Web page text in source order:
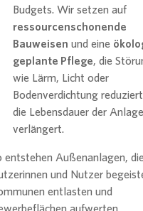
Budgets. Wir setzen auf
ressourcenschonende
Bauweisen und eine
geplante Pflege, die
wie Lärm, Licht oder
Bodenverdichtung
die Lebensdauer der
verlängert.
entstehen Außenanlagen, die
und Nutzer
entlasten und